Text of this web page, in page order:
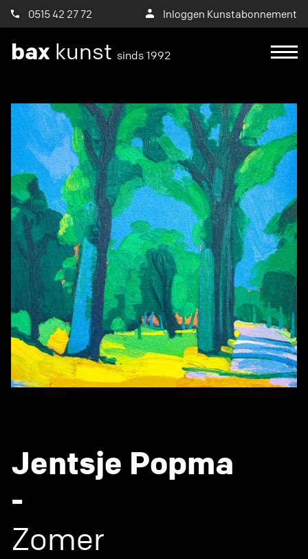
0515 42 27 72 Inloggen Kunstabonnement
bax kunst sinds 1992
Jentsje Popma
-
Zomer